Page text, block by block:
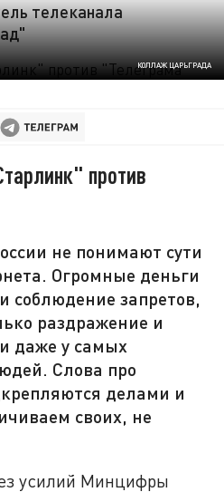
телеканала
КОЛЛАЖ ЦАРЬГРАДА
против
не понимают сути
Огромные деньги
соблюдение запретов,
раздражение и
даже у самых
Слова про
делами и
своих, не
усилий Минцифры